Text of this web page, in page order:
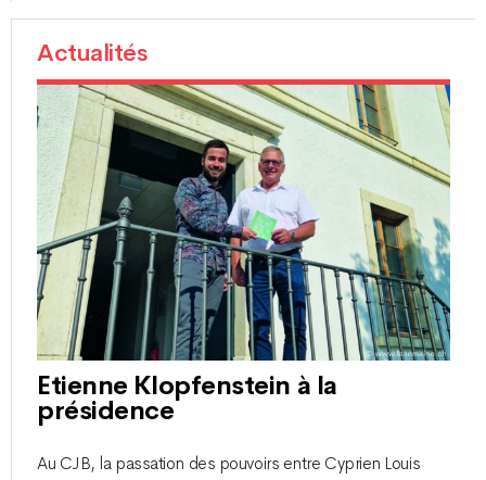
Actualités
Etienne Klopfenstein à la
présidence
Au CJB, la passation des pouvoirs entre Cyprien Louis